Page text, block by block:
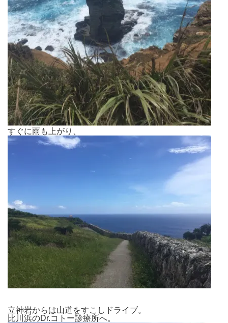
すぐに雨も上がり、
立神岩からは山道をすこしドライブ。
比川浜のDr.コトー診療所へ。